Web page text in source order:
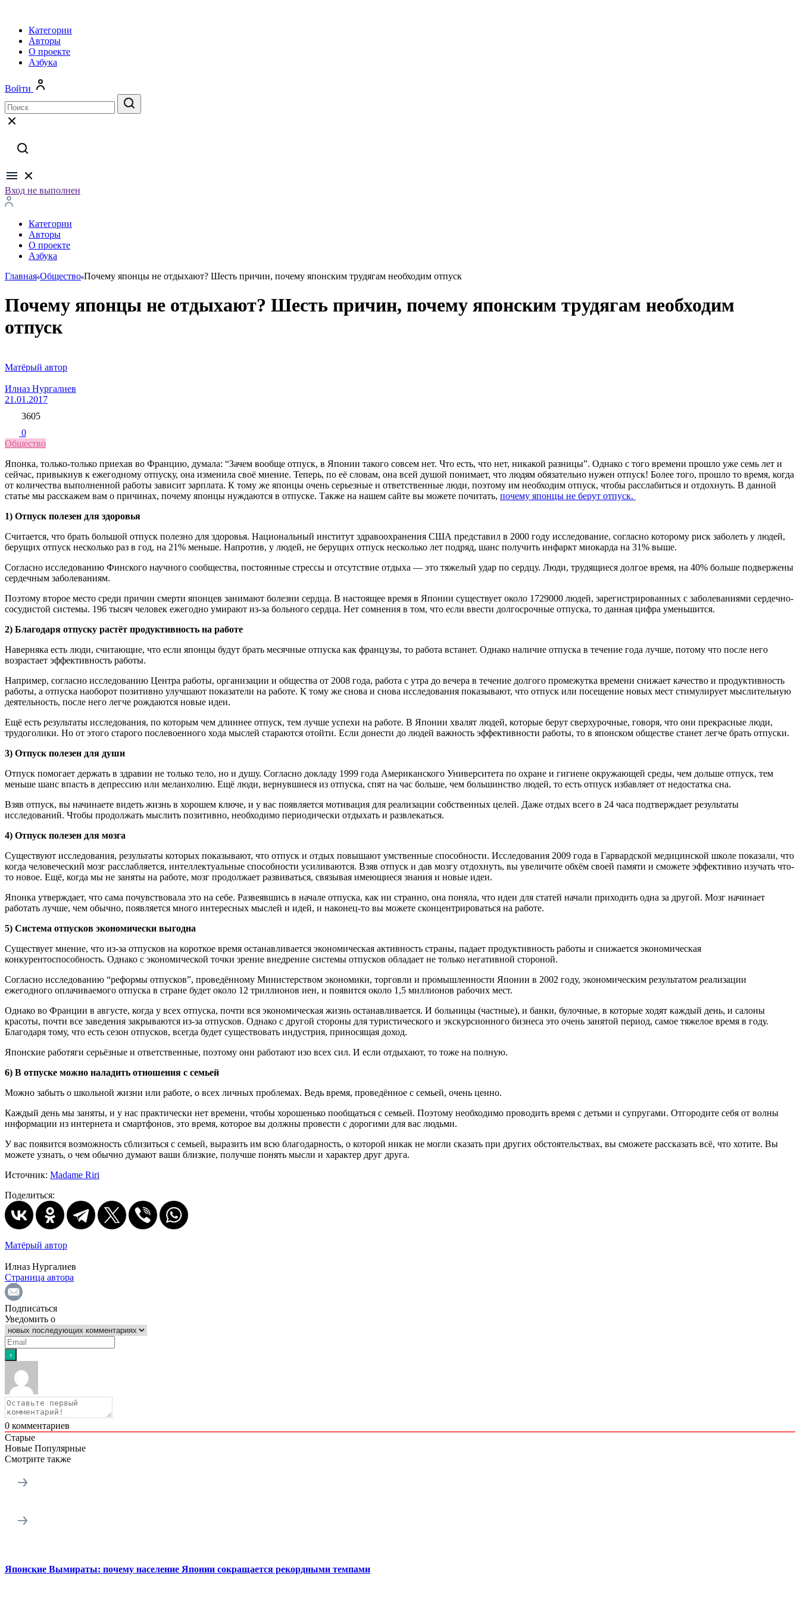
Категории
Авторы
О проекте
Азбука
Войти
Вход не выполнен
Категории
Авторы
О проекте
Азбука
Главная Общество Почему японцы не отдыхают? Шесть причин, почему японским трудягам необходим отпуск
Почему японцы не отдыхают? Шесть причин, почему японским трудягам необходим
отпуск
Матёрый автор
Илназ Нургалиев
21.01.2017
3605
0
Общество
Японка, только-только приехав во Францию, думала: “Зачем вообще отпуск, в Японии такого совсем нет. Что есть, что нет, никакой разницы”. Однако с того времени прошло уже семь лет и
сейчас, привыкнув к ежегодному отпуску, она изменила своё мнение. Теперь, по её словам, она всей душой понимает, что людям обязательно нужен отпуск! Более того, прошло то время, когда
от количества выполненной работы зависит зарплата. К тому же японцы очень серьезные и ответственные люди, поэтому им необходим отпуск, чтобы расслабиться и отдохнуть. В данной
статье мы расскажем вам о причинах, почему японцы нуждаются в отпуске. Также на нашем сайте вы можете почитать, почему японцы не берут отпуск.
1) Отпуск полезен для здоровья
Считается, что брать большой отпуск полезно для здоровья. Национальный институт здравоохранения США представил в 2000 году исследование, согласно которому риск заболеть у людей,
берущих отпуск несколько раз в год, на 21% меньше. Напротив, у людей, не берущих отпуск несколько лет подряд, шанс получить инфаркт миокарда на 31% выше.
Согласно исследованию Финского научного сообщества, постоянные стрессы и отсутствие отдыха — это тяжелый удар по сердцу. Люди, трудящиеся долгое время, на 40% больше подвержены
сердечным заболеваниям.
Поэтому второе место среди причин смерти японцев занимают болезни сердца. В настоящее время в Японии существует около 1729000 людей, зарегистрированных с заболеваниями сердечно-
сосудистой системы. 196 тысяч человек ежегодно умирают из-за больного сердца. Нет сомнения в том, что если ввести долгосрочные отпуска, то данная цифра уменьшится.
2) Благодаря отпуску растёт продуктивность на работе
Наверняка есть люди, считающие, что если японцы будут брать месячные отпуска как французы, то работа встанет. Однако наличие отпуска в течение года лучше, потому что после него
возрастает эффективность работы.
Например, согласно исследованию Центра работы, организации и общества от 2008 года, работа с утра до вечера в течение долгого промежутка времени снижает качество и продуктивность
работы, а отпуска наоборот позитивно улучшают показатели на работе. К тому же снова и снова исследования показывают, что отпуск или посещение новых мест стимулирует мыслительную
деятельность, после него легче рождаются новые идеи.
Ещё есть результаты исследования, по которым чем длиннее отпуск, тем лучше успехи на работе. В Японии хвалят людей, которые берут сверхурочные, говоря, что они прекрасные люди,
трудоголики. Но от этого старого послевоенного хода мыслей стараются отойти. Если донести до людей важность эффективности работы, то в японском обществе станет легче брать отпуски.
3) Отпуск полезен для души
Отпуск помогает держать в здравии не только тело, но и душу. Согласно докладу 1999 года Американского Университета по охране и гигиене окружающей среды, чем дольше отпуск, тем
меньше шанс впасть в депрессию или меланхолию. Ещё люди, вернувшиеся из отпуска, спят на час больше, чем большинство людей, то есть отпуск избавляет от недостатка сна.
Взяв отпуск, вы начинаете видеть жизнь в хорошем ключе, и у вас появляется мотивация для реализации собственных целей. Даже отдых всего в 24 часа подтверждает результаты
исследований. Чтобы продолжать мыслить позитивно, необходимо периодически отдыхать и развлекаться.
4) Отпуск полезен для мозга
Существуют исследования, результаты которых показывают, что отпуск и отдых повышают умственные способности. Исследования 2009 года в Гарвардской медицинской школе показали, что
когда человеческий мозг расслабляется, интеллектуальные способности усиливаются. Взяв отпуск и дав мозгу отдохнуть, вы увеличите обхём своей памяти и сможете эффективно изучать что-
то новое. Ещё, когда мы не заняты на работе, мозг продолжает развиваться, связывая имеющиеся знания и новые идеи.
Японка утверждает, что сама почувствовала это на себе. Развеявшись в начале отпуска, как ни странно, она поняла, что идеи для статей начали приходить одна за другой. Мозг начинает
работать лучше, чем обычно, появляется много интересных мыслей и идей, и наконец-то вы можете сконцентрироваться на работе.
5) Система отпусков экономически выгодна
Существует мнение, что из-за отпусков на короткое время останавливается экономическая активность страны, падает продуктивность работы и снижается экономическая
конкурентоспособность. Однако с экономической точки зрение внедрение системы отпусков обладает не только негативной стороной.
Согласно исследованию “реформы отпусков”, проведённому Министерством экономики, торговли и промышленности Японии в 2002 году, экономическим результатом реализации
ежегодного оплачиваемого отпуска в стране будет около 12 триллионов иен, и появится около 1,5 миллионов рабочих мест.
Однако во Франции в августе, когда у всех отпуска, почти вся экономическая жизнь останавливается. И больницы (частные), и банки, булочные, в которые ходят каждый день, и салоны
красоты, почти все заведения закрываются из-за отпусков. Однако с другой стороны для туристического и экскурсионного бизнеса это очень занятой период, самое тяжелое время в году.
Благодаря тому, что есть сезон отпусков, всегда будет существовать индустрия, приносящая доход.
Японские работяги серьёзные и ответственные, поэтому они работают изо всех сил. И если отдыхают, то тоже на полную.
6) В отпуске можно наладить отношения с семьей
Можно забыть о школьной жизни или работе, о всех личных проблемах. Ведь время, проведённое с семьей, очень ценно.
Каждый день мы заняты, и у нас практически нет времени, чтобы хорошенько пообщаться с семьей. Поэтому необходимо проводить время с детьми и супругами. Отгородите себя от волны
информации из интернета и смартфонов, это время, которое вы должны провести с дорогими для вас людьми.
У вас появится возможность сблизиться с семьей, выразить им всю благодарность, о которой никак не могли сказать при других обстоятельствах, вы сможете рассказать всё, что хотите. Вы
можете узнать, о чем обычно думают ваши близкие, получше понять мысли и характер друг друга.
Источник: Madame Riri
Поделиться:
Матёрый автор
Илназ Нургалиев
Страница автора
Подписаться
Уведомить о
0 комментариев
Старые
Новые Популярные
Смотрите также
Японские Вымираты: почему население Японии сокращается рекордными темпами